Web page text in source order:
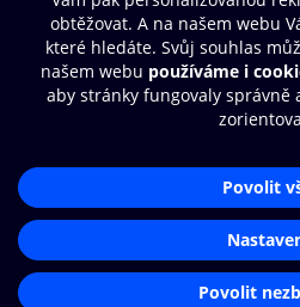
Další zábava
© O2 Czech Republic a.s.
Přístupnost
Zásady zpracování osobních údajů
Nastavení cookies
Čti a